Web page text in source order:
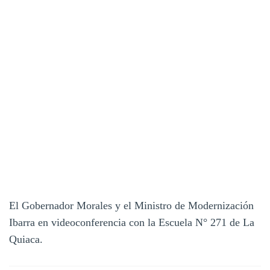
El Gobernador Morales y el Ministro de Modernización
Ibarra en videoconferencia con la Escuela N° 271 de La
Quiaca.